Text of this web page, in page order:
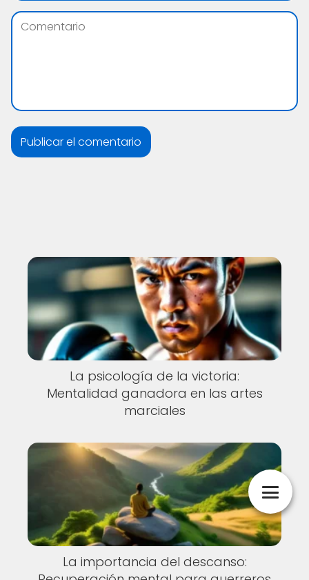
La psicología de la victoria:
Mentalidad ganadora en las artes
marciales
La importancia del descanso: